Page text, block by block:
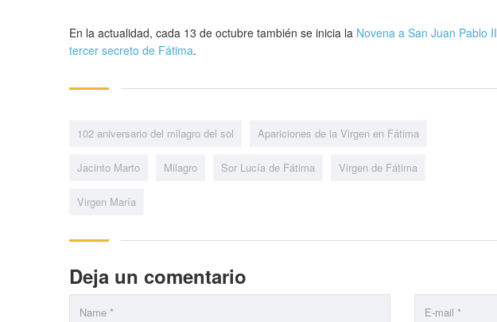
En la actualidad, cada 13 de octubre también se inicia la Novena a San Juan Pablo II
tercer secreto de Fátima.
102 aniversario del milagro del sol Apariciones de la Virgen en Fátima
Jacinto Marto Milagro Sor Lucía de Fátima Virgen de Fátima
Virgen María
Deja un comentario